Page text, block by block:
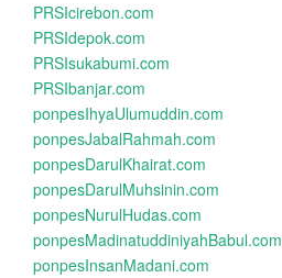
PRSIcirebon.com
PRSIdepok.com
PRSIsukabumi.com
PRSIbanjar.com
ponpesIhyaUlumuddin.com
ponpesJabalRahmah.com
ponpesDarulKhairat.com
ponpesDarulMuhsinin.com
ponpesNurulHudas.com
ponpesMadinatuddiniyahBabul.com
ponpesInsanMadani.com